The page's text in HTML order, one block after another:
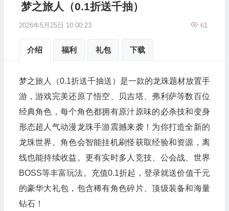
梦之旅人（0.1折送千抽）
2026年5月25日 10:00:23 61
介绍 福利 礼包 下载
梦之旅人（0.1折送千抽送）是一款的龙珠题材放置手
游，游戏完美还原了悟空、贝吉塔、弗利萨等数百位
经典角色，每个角色都拥有原汁原味的必杀技和变身
形态超人气动漫龙珠手游震撼来袭！为你打造全新的
龙珠世界。角色会智能挂机刷怪获取经验和资源，离
线也能持续收益。更有实时多人竞技、公会战、世界
BOSS等丰富玩法。充值0.1折起，登录就送价值千元
的豪华大礼包，包含稀有角色碎片、顶级装备和海量
钻石！